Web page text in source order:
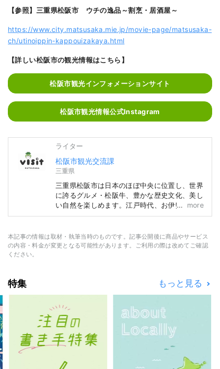
【参照】三重県松阪市 ウチの逸品～割烹・居酒屋～
https://www.city.matsusaka.mie.jp/movie-page/matsusaka-
ch/utinoippin-kappouizakaya.html
【詳しい松阪市の観光情報はこちら】
松阪市観光インフォメーションサイト
松阪市観光情報公式Instagram
ライター
松阪市観光交流課
三重県
三重県松阪市は日本のほぼ中央に位置し、世界
に誇るグルメ・松阪牛、豊かな歴史文化、美し
い自然を楽しめます。江戸時代、お伊勢参り
（日本最高位の神社への巡礼）の最後の宿場町
通の要衝として栄え、多数の豪商を輩出しまし
た。これらの商人たちが、江戸で松阪もめんな
more
本記事の情報は取材・執筆当時のものです。記事公開後に商品やサービス
の内容・料金が変更となる可能性があります。ご利用の際は改めてご確認
ください。
特集 もっと見る